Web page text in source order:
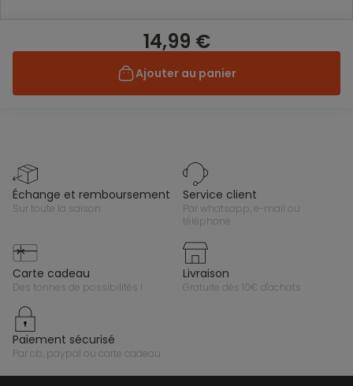
14,99 €
Ajouter au panier
échange et remboursement
sur toute la saison
service client
par whatsapp, e-mail ou
téléphone
carte cadeau
des tonnes de possibilités !
livraison
gratuite dès 10€ d'achats
paiement sécurisé
par cb, paypal ou carte cadeau